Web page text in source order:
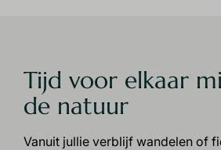
Tijd voor elkaar
de natuur
Vanuit jullie verblijf wandelen of